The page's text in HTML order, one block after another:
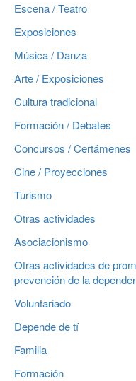
Escena / Teatro
Exposiciones
Música / Danza
Arte / Exposiciones
Cultura tradicional
Formación / Debates
Concursos / Certámenes
Cine / Proyecciones
Turismo
Otras actividades
Asociacionismo
Otras actividades de
prevención de la
Voluntariado
Depende de tí
Familia
Formación